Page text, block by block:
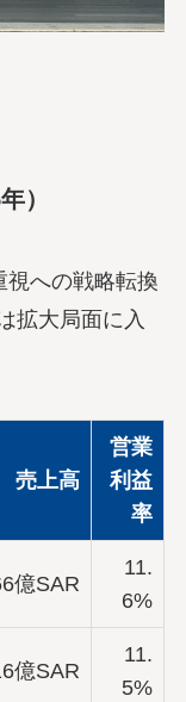
）
視への戦略転換
拡大局面に入
売上高
営業
利益
率
億SAR
11.
6%
億SAR
11.
5%